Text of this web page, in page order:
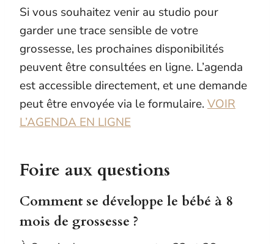
Si vous souhaitez venir au studio pour
garder une trace sensible de votre
grossesse, les prochaines disponibilités
peuvent être consultées en ligne. L’agenda
est accessible directement, et une demande
peut être envoyée via le formulaire.VOIR
L’AGENDA EN LIGNE
Foire aux questions
Comment se développe le bébé à 8
mois de grossesse ?